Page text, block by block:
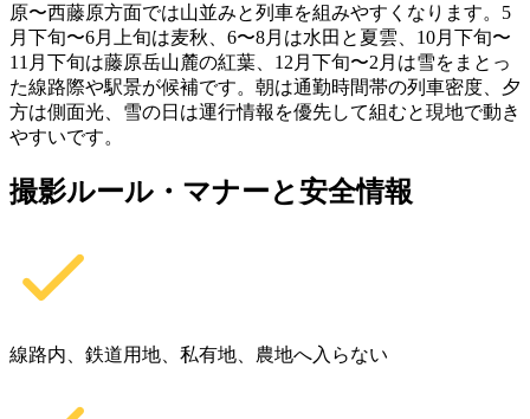
原〜西藤原方面では山並みと列車を組みやすくなります。5
月下旬〜6月上旬は麦秋、6〜8月は水田と夏雲、10月下旬〜
11月下旬は藤原岳山麓の紅葉、12月下旬〜2月は雪をまとっ
た線路際や駅景が候補です。朝は通勤時間帯の列車密度、夕
方は側面光、雪の日は運行情報を優先して組むと現地で動き
やすいです。
撮影ルール・マナーと安全情報
線路内、鉄道用地、私有地、農地へ入らない